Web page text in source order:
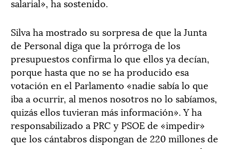
Silva ha mostrado su sorpresa de que la Junta
de Personal diga que la prórroga de los
presupuestos confirma lo que ellos ya decían,
porque hasta que no se ha producido esa
votación en el Parlamento «nadie sabía lo que
iba a ocurrir, al menos nosotros no lo sabíamos,
quizás ellos tuvieran más información». Y ha
responsabilizado a PRC y PSOE de «impedir»
que los cántabros dispongan de 220 millones de